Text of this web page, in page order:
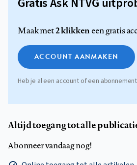
Maak met2 klikkeneen gratis
ACCOUNT AANMAKEN
Heb je al een account of een
Altijd toegang tot alle
Abonneer vandaag nog!